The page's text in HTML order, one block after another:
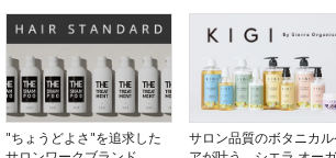
"ちょうどよさ"を追求した
サロン品質のボタニカル